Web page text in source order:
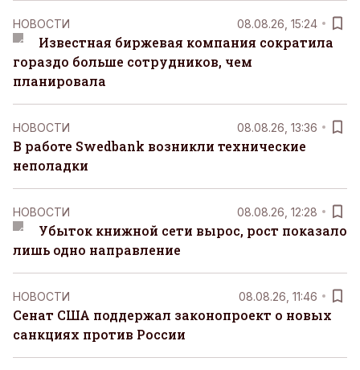
НОВОСТИ 08.08.26, 15:24
Известная биржевая компания сократила
гораздо больше сотрудников, чем
планировала
НОВОСТИ 08.08.26, 13:36
В работе Swedbank возникли технические
неполадки
НОВОСТИ 08.08.26, 12:28
Убыток книжной сети вырос, рост показало
лишь одно направление
НОВОСТИ 08.08.26, 11:46
Сенат США поддержал законопроект о новых
санкциях против России